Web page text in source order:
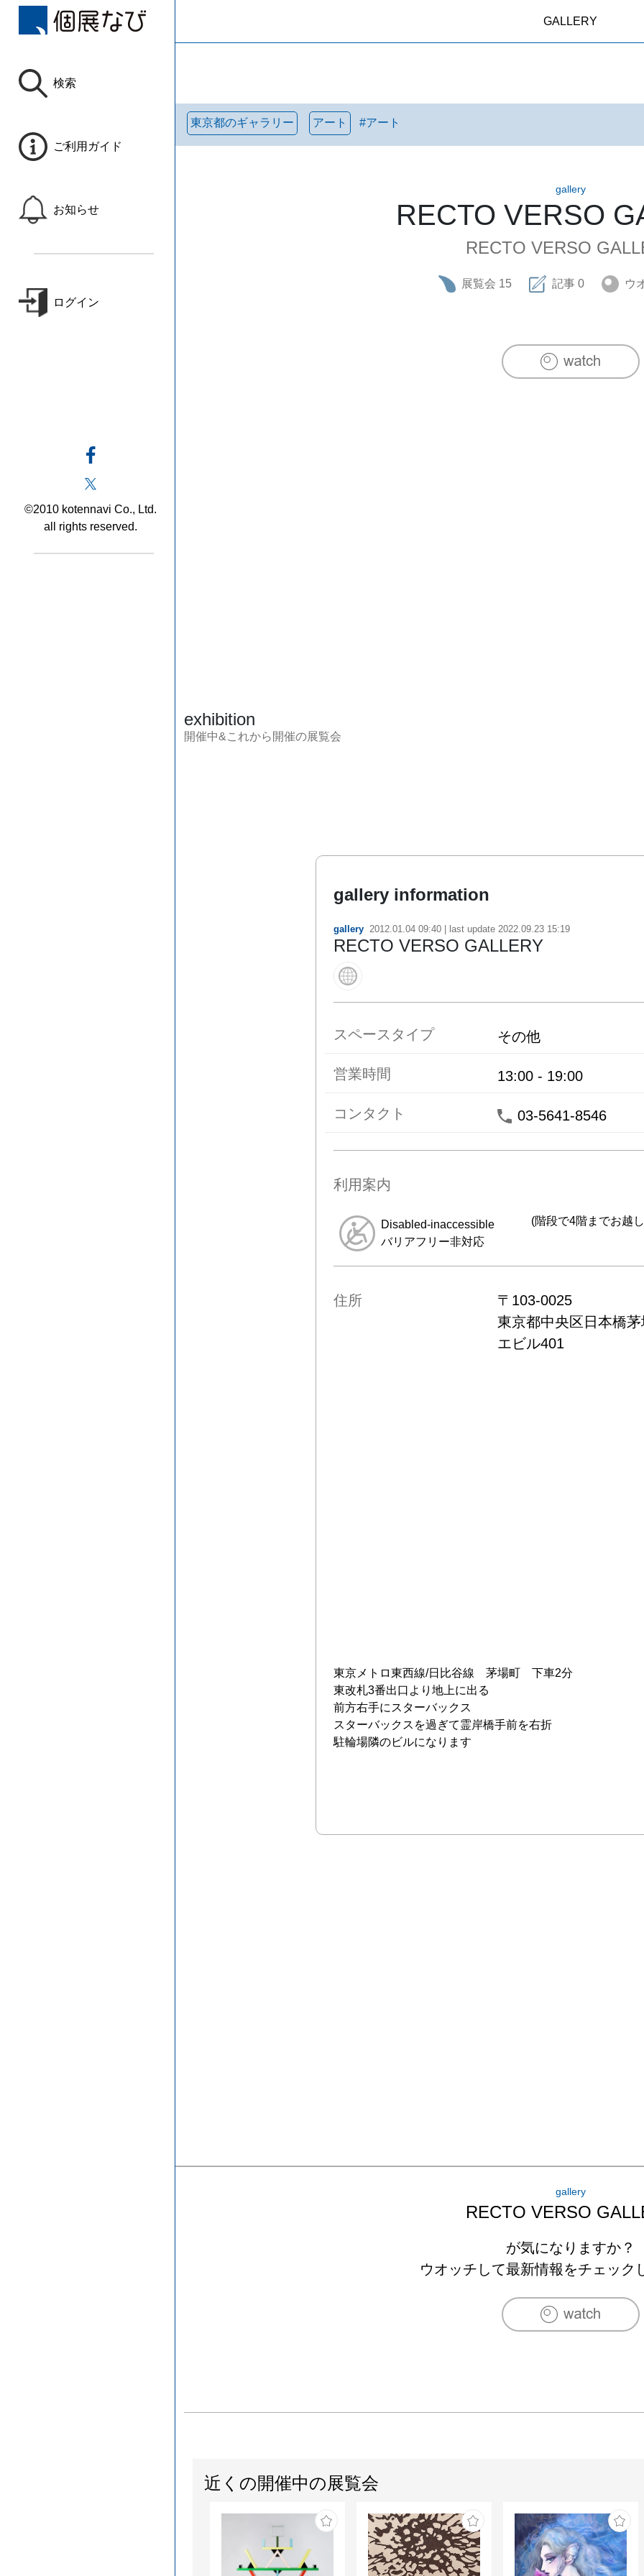
検索
ご利用ガイド
お知らせ
ログイン
©2010 kotennavi Co., Ltd.
all rights reserved.
GALLERY
東京都のギャラリー アート #アート
gallery
RECTO VERSO
RECTO VERSO
展覧会 15 記事 0 ウ
exhibition
開催中&これから開催の展覧会
gallery information
gallery 2012.01.04 09:40 | last update 2022.09.23 15:19
RECTO VERSO GALLERY
スペースタイプ その他
営業時間 13:00 - 19:00
コンタクト 03-5641-8546
利用案内
Disabled-inaccessible
バリアフリー非対応
(階段で4階までお越
住所 〒 103-0025
東京都中央区日本橋
エビル401
東京メトロ東西線/日比谷線　茅場町　下車2分
東改札3番出口より地上に出る
前方右手にスターバックス
スターバックスを過ぎて霊岸橋手前を右折
駐輪場隣のビルになります
gallery
RECTO VERSO
が気になりますか？
ウオッチして最新情報をチェック
近くの開催中の展覧会